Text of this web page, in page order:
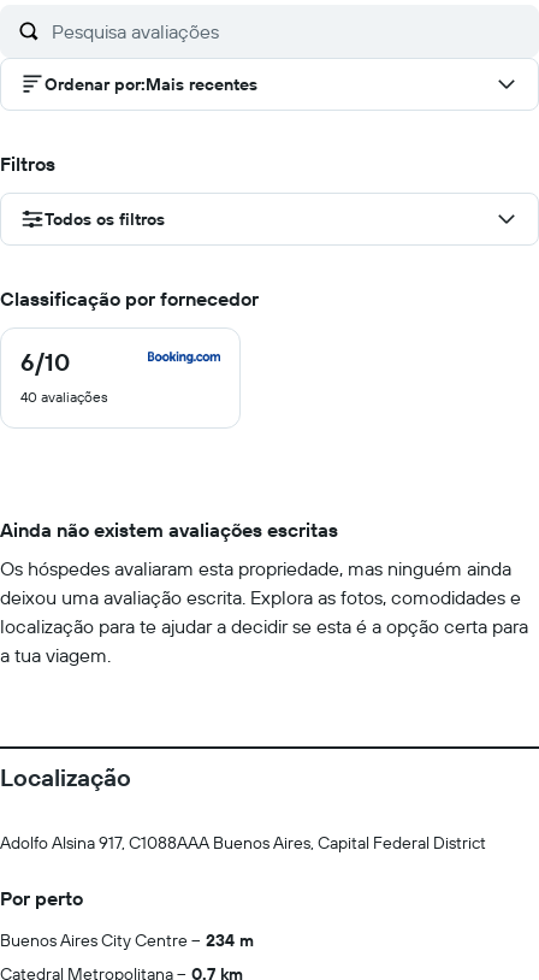
Ordenar por:Mais recentes
Filtros
Todos os filtros
Classificação por fornecedor
6/10
6
de
10
40 avaliações
Ainda não existem avaliações escritas
Os hóspedes avaliaram esta propriedade, mas ninguém ainda
deixou uma avaliação escrita. Explora as fotos, comodidades e
localização para te ajudar a decidir se esta é a opção certa para
a tua viagem.
Localização
Adolfo Alsina 917, C1088AAA Buenos Aires, Capital Federal District
Por perto
Buenos Aires City Centre
234 m
Catedral Metropolitana
0.7 km